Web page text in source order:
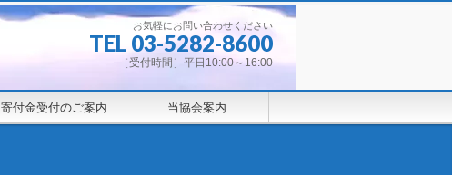
お気軽にお問い合わせください
TEL 03-5282-8600
［受付時間］平日10:00～16:00
寄付金受付のご案内 当協会案内